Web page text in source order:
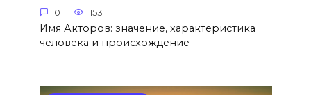
0 153
Имя Акторов: значение, характеристика
человека и происхождение